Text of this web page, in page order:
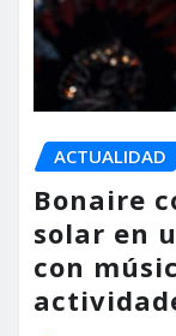
ACTUALIDAD
Bonaire
solar en
con